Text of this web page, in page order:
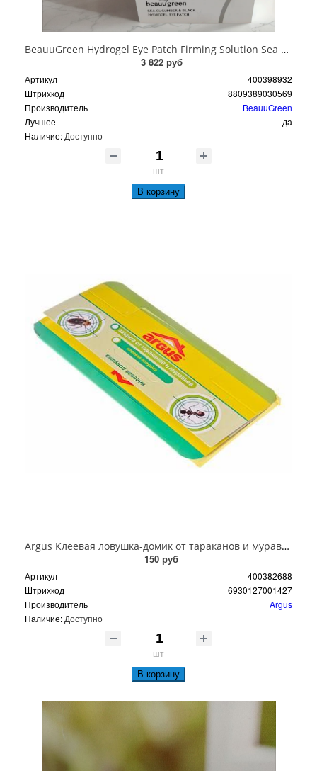
BeauuGreen Hydrogel Eye Patch Firming Solution Sea Cocumber & Black Гидрогелевые патчи для кожи вокруг глаз с экстрактом черного морского огурца 60 шт 90 гр
3 822 руб
Артикул
400398932
Штрихкод
8809389030569
Производитель
BeauuGreen
Лучшее
да
Наличие: Доступно
шт
В корзину
Argus Клеевая ловушка-домик от тараканов и муравьев
150 руб
Артикул
400382688
Штрихкод
6930127001427
Производитель
Argus
Наличие: Доступно
шт
В корзину